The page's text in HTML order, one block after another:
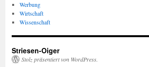
Werbung
Wirtschaft
Wissenschaft
Striesen-Oiger
Stolz präsentiert von WordPress.